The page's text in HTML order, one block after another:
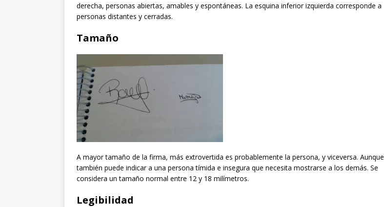
derecha, personas abiertas, amables y espontáneas. La esquina inferior izquierda corresponde a
personas distantes y cerradas.
Tamaño
A mayor tamaño de la firma, más extrovertida es probablemente la persona, y viceversa. Aunque
también puede indicar a una persona tímida e insegura que necesita mostrarse a los demás. Se
considera un tamaño normal entre 12 y 18 milímetros.
Legibilidad